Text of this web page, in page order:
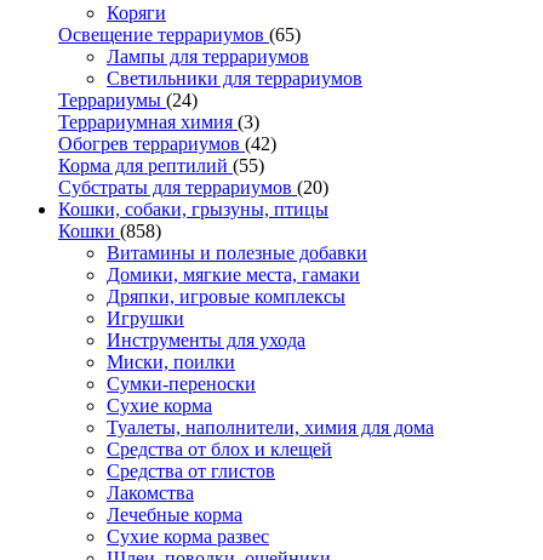
Коряги
Освещение террариумов (65)
Лампы для террариумов
Светильники для террариумов
Террариумы (24)
Террариумная химия (3)
Обогрев террариумов (42)
Корма для рептилий (55)
Субстраты для террариумов (20)
Кошки, собаки, грызуны, птицы
Кошки (858)
Витамины и полезные добавки
Домики, мягкие места, гамаки
Дряпки, игровые комплексы
Игрушки
Инструменты для ухода
Миски, поилки
Сумки-переноски
Сухие корма
Туалеты, наполнители, химия для дома
Средства от блох и клещей
Средства от глистов
Лакомства
Лечебные корма
Сухие корма развес